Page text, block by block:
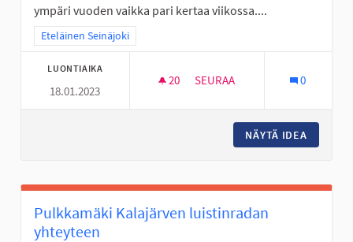
ympäri vuoden vaikka pari kertaa viikossa....
Rajaa tulokset teeman mukaan: Eteläinen Seinäjoki
Eteläinen Seinäjoki
LUONTIAIKA
18.01.2023
20 20 SEURAAJAA
SEURAA 0
NÄYTÄ IDEA
Pulkkamäki Kalajärven luistinradan
yhteyteen